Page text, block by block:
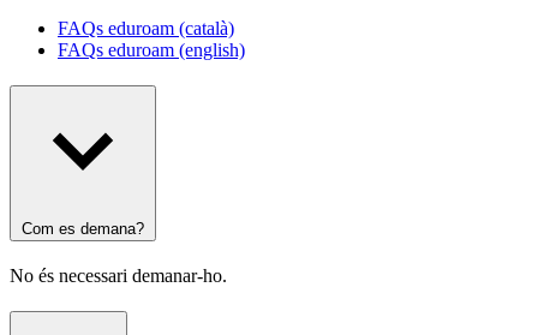
FAQs eduroam (català)
FAQs eduroam (english)
Com es demana?
No és necessari demanar-ho.